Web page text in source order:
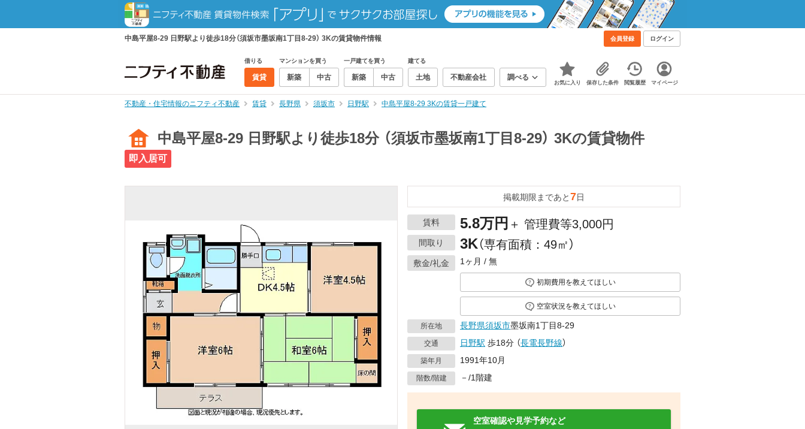
中島平屋8-29 日野駅より徒歩18分（須坂市墨坂南1丁目8-29） 3Kの賃貸物件情報 会員登録 ログイン
借りる
賃貸
マンションを買う
新築 中古
一戸建てを買う
新築 中古
建てる
土地 不動産会社 調べる
お気に入り 保存した条件 閲覧履歴 マイページ
不動産・住宅情報のニフティ不動産 賃貸 長野県 須坂市 日野駅 中島平屋8-29 3Kの賃貸一戸建て
中島平屋8-29 日野駅より徒歩18分 （須坂市墨坂南1丁目8-29） 3Kの賃貸物件
即入居可
掲載期限まであと7日
賃料 5.8万円 ＋ 管理費等3,000円
間取り 3K（専有面積：49㎡）
敷金/礼金 1ヶ月 / 無
初期費用を教えてほしい
空室状況を教えてほしい
所在地 長野県須坂市墨坂南1丁目8-29
交通 日野駅 歩18分 （長電長野線）
築年月 1991年10月
階数/階建 －/1階建
空室確認や見学予約など